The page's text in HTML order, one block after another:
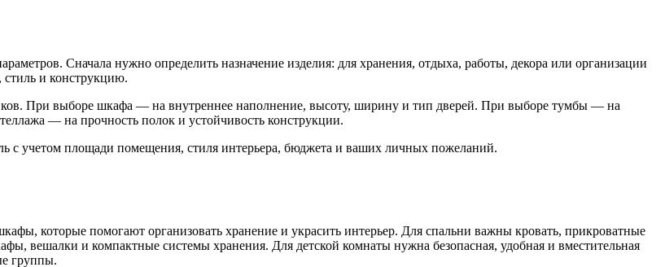
Сначала нужно определить назначение изделия: для хранения, отдыха, работы, декора или организации
стиль и конструкцию.
При выборе шкафа — на внутреннее наполнение, высоту, ширину и тип дверей. При выборе тумбы — на
— на прочность полок и устойчивость конструкции.
с учетом площади помещения, стиля интерьера, бюджета и ваших личных пожеланий.
которые помогают организовать хранение и украсить интерьер. Для спальни важны кровать, прикроватные
вешалки и компактные системы хранения. Для детской комнаты нужна безопасная, удобная и вместительная
группы.